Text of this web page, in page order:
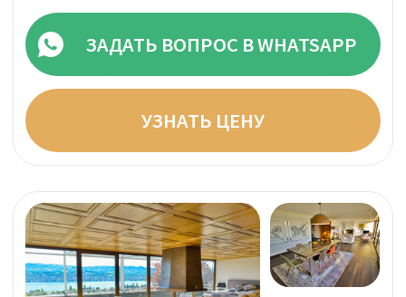
Прямая цена за неделю:
ОТ 95 000 CHF
УЗНАТЬ ЦЕНУ
ЗАДАТЬ ВОПРОС В WHATSAPP
соответствие их помещений фотографиям